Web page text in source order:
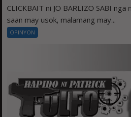
CLICKBAIT ni JO BARLIZO SABI nga
saan may usok, malamang may...
OPINYON